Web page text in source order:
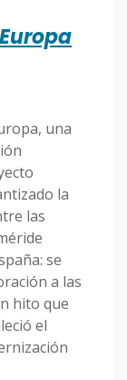
una
la
las
se
a las
hito que
el